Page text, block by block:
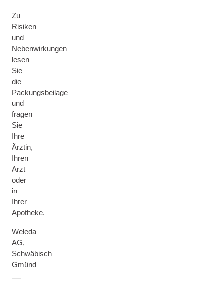
Zu
Risiken
und
Nebenwirkungen
lesen
Sie
die
Packungsbeilage
und
fragen
Sie
Ihre
Ärztin,
Ihren
Arzt
oder
in
Ihrer
Apotheke.
Weleda
AG,
Schwäbisch
Gmünd